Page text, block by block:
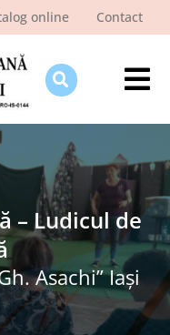
online Contact
– Ludicul de
Asachi” Iaşi